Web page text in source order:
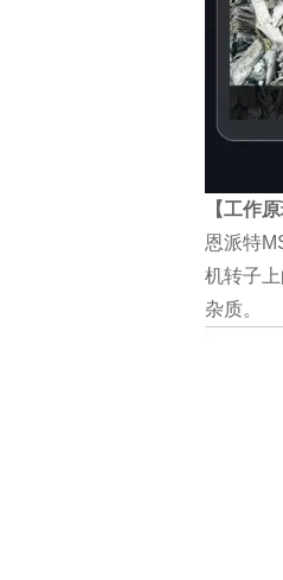
【工作
恩派特
机转子
杂质。